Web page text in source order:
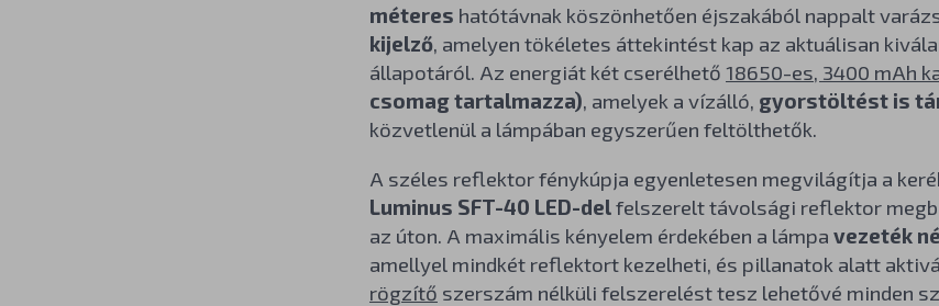
méteres hatótávnak köszönhetően éjszakából nappalt
kijelző, amelyen tökéletes áttekintést kap az aktuálisan
állapotáról. Az energiát két cserélhető 18650-es, 3400 mAh
csomag tartalmazza), amelyek a vízálló, gyorstöltést is
közvetlenül a lámpában egyszerűen feltölthetők.
A széles reflektor fénykúpja egyenletesen megvilágítja a
Luminus SFT-40 LED-delfelszerelt távolsági reflektor
az úton. A maximális kényelem érdekében a lámpa vezeték
amellyel mindkét reflektort kezelheti, és pillanatok alatt
rögzítő szerszám nélküli felszerelést tesz lehetővé minden